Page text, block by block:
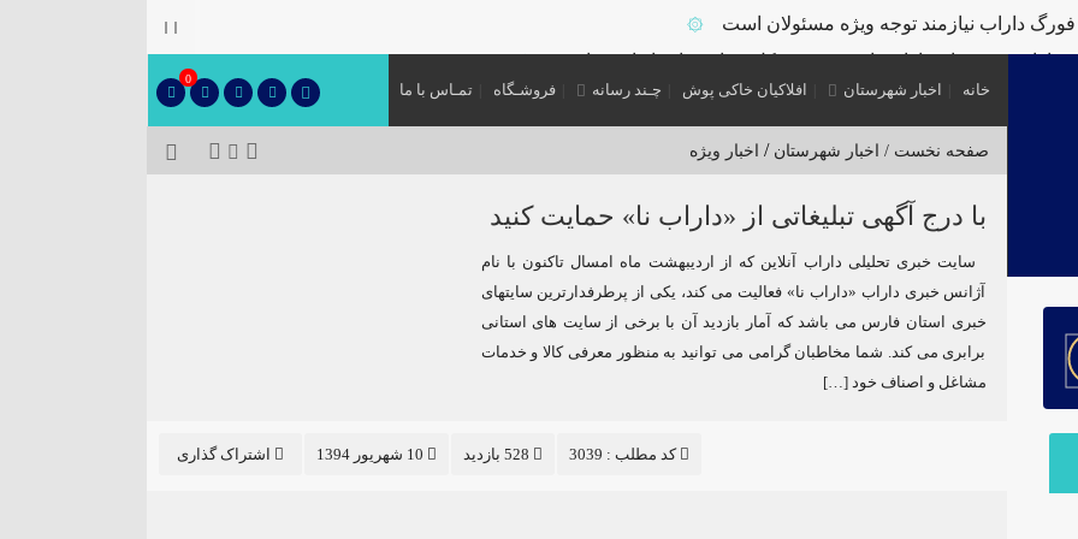
داراب نیازمند توجه ویژه مسئولان است ۞
شهرستان داراب با حضور مدیرکل سیاسی استانداری فارس
گشت مشترک بازرسی در شهرستان ۞
۞
منگنز داراب ۞
خانه اخبار شهرستان افلاکیان خاکی پوش چـند رسانه فروشـگاه تمـاس با ما
0
صفحه نخست / اخبار شهرستان / اخبار ویژه
با درج آگهی تبلیغاتی از «داراب نا» حمایت کنید
سایت خبری تحلیلی داراب آنلاین که از اردیبهشت ماه امسال تاکنون با نام
آژانس خبری داراب «داراب نا» فعالیت می کند، یکی از پرطرفدارترین سایتهای
خبری استان فارس می باشد که آمار بازدید آن با برخی از سایت های استانی
برابری می کند. شما مخاطبان گرامی می توانید به منظور معرفی کالا و خدمات
مشاغل و اصناف خود […]
اشتراک گذاری کد مطلب : 3039